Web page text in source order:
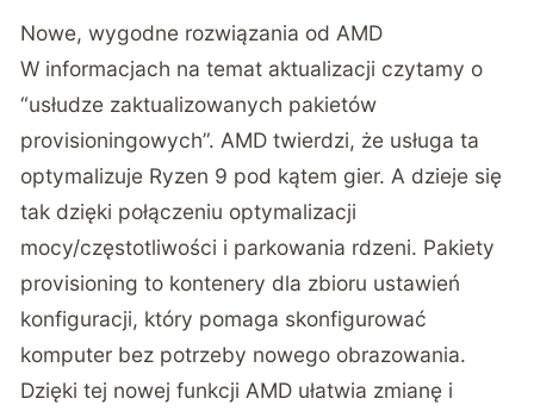
Nowe, wygodne rozwiązania od AMD
W informacjach na temat aktualizacji czytamy o
“usłudze zaktualizowanych pakietów
provisioningowych”. AMD twierdzi, że usługa ta
optymalizuje Ryzen 9 pod kątem gier. A dzieje się
tak dzięki połączeniu optymalizacji
mocy/częstotliwości i parkowania rdzeni. Pakiety
provisioning to kontenery dla zbioru ustawień
konfiguracji, który pomaga skonfigurować
komputer bez potrzeby nowego obrazowania.
Dzięki tej nowej funkcji AMD ułatwia zmianę i